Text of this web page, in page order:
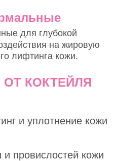
для глубокой
на жировую
лифтинга кожи.
КОКТЕЙЛЯ
и уплотнение кожи
и провислостей кожи